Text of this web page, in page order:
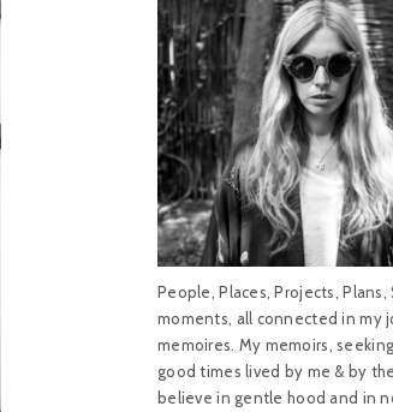
People, Places, Projects, Plans,
moments, all connected in my
memoires. My memoirs,
good times lived by me & by
believe in gentle hood and in